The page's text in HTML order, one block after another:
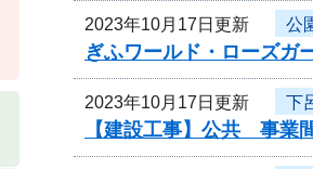
2023年10月17日更新 公
ぎふワールド・ローズガ
2023年10月17日更新 下
【建設工事】公共 事業